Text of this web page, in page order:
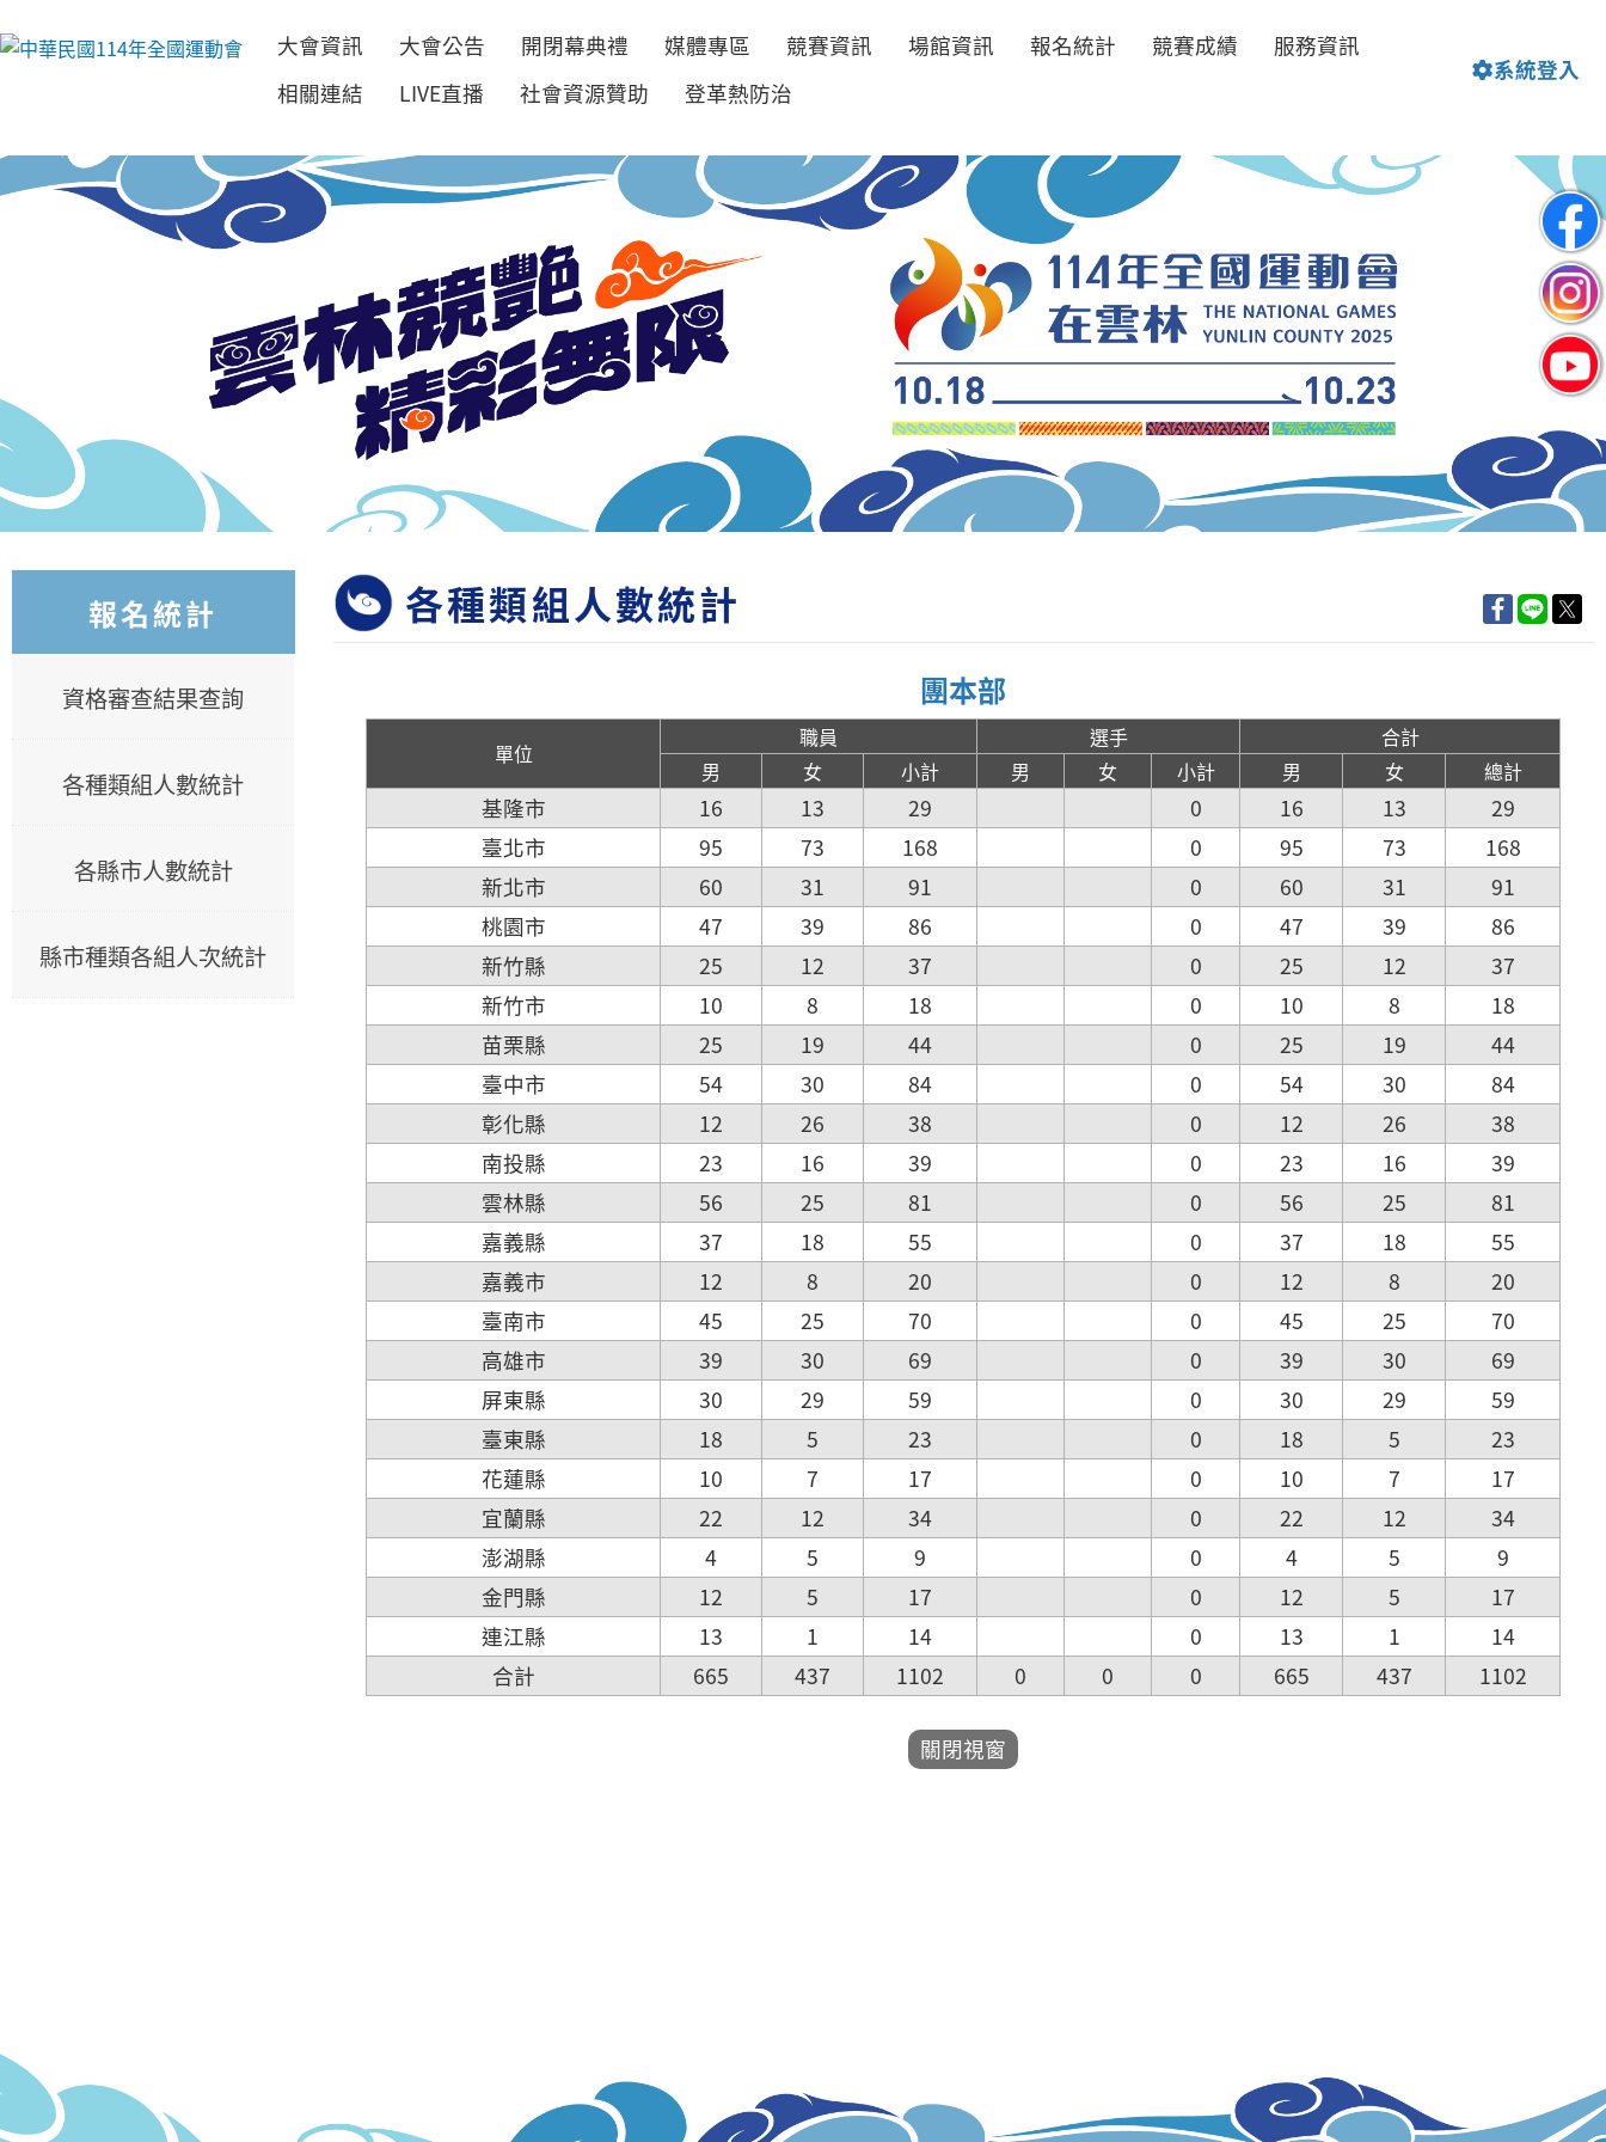
跳到主要內容
大會資訊 大會公告 開閉幕典禮 媒體專區 競賽資訊 場館資訊 報名統計 競賽成績
服務資訊
相關連結
LIVE直播 社會資源贊助 登革熱防治
系統登入
報名統計
資格審查結果查詢
各種類組人數統計
各縣市人數統計
縣市種類各組人次統計
各種類組人數統計
團本部
單位
職員 選手
合計
男
女 小計 男 女 小計 男 女 總計
基隆市 16 13 29 0 16 13
29
臺北市
95 73 168 0 95 73
168
新北市
60 31 91 0 60 31
91
桃園市
47 39 86 0 47 39
86
新竹縣
25 12 37 0 25 12
37
新竹市
10 8 18 0 10 8
18
苗栗縣
25 19 44 0 25 19
44
臺中市
54 30 84 0 54 30
84
彰化縣
12 26 38 0 12 26
38
南投縣
23 16 39 0 23 16
39
雲林縣
56 25 81 0 56 25
81
嘉義縣
37 18 55 0 37 18
55
嘉義市
12 8 20 0 12 8
20
臺南市
45 25 70 0 45 25
70
高雄市
39 30 69 0 39 30
69
屏東縣
30 29 59 0 30 29
59
臺東縣
18 5 23 0 18 5
23
花蓮縣
10 7 17 0 10 7
17
宜蘭縣
22 12 34 0 22 12
34
澎湖縣
4 5 9 0 4 5
9
金門縣
12 5 17 0 12 5
17
連江縣
13 1 14 0 13 1
14
合計
665 437 1102 0 0 0 665 437 1102